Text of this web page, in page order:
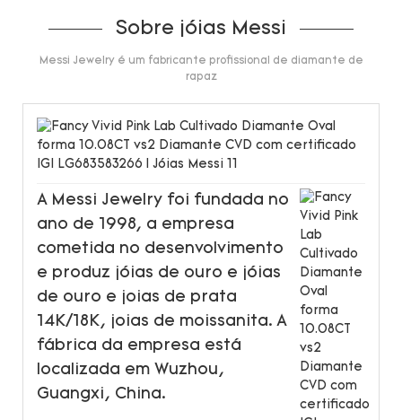
Sobre jóias Messi
Messi Jewelry é um fabricante profissional de diamante de
rapaz
A Messi Jewelry foi fundada no
ano de 1998, a empresa
cometida no desenvolvimento
e produz jóias de ouro e jóias
de ouro e joias de prata
14K/18K, joias de moissanita. A
fábrica da empresa está
localizada em Wuzhou,
Guangxi, China.